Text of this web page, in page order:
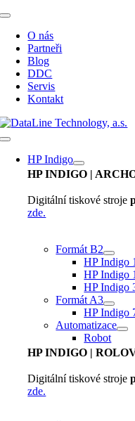
Přeskočit
obsah
Toggle
Navigation
O nás
Partneři
Blog
DDC
Servis
Kontakt
Toggle
NavigationHP Indigo
HP INDIGO |
Digitální tiskové stroje
zde.
Formát B2
HP Indigo
HP Indigo
HP Indigo
Formát A3
HP Indigo
Automatizace
Robot
HP INDIGO |
Digitální tiskové stroje
zde.